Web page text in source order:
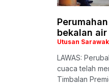
bekalan
Utusan Sarawak
LAWAS:
cuaca telah
Timbalan